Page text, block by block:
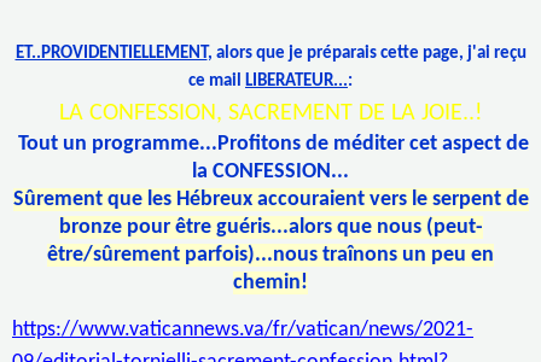
ET..PROVIDENTIELLEMENT, alors que je préparais cette page, j'ai reçu
ce mail LIBERATEUR...:
LA CONFESSION, SACREMENT DE LA JOIE..!
Tout un programme...Profitons de méditer cet aspect de
la CONFESSION...
Sûrement que les Hébreux accouraient vers le serpent de
bronze pour être guéris...alors que nous (peut-
être/sûrement parfois)...nous traînons un peu en
chemin!
https://www.vaticannews.va/fr/vatican/news/2021-